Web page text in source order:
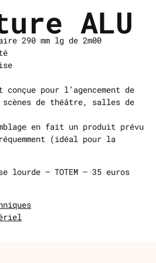
ALU
290 mm lg de 2m00
pour l’agencement de
de théâtre, salles de
en fait un produit prévu
(idéal pour la
lourde – TOTEM – 35 euros